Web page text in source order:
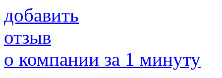
добавить
отзыв
о компании за 1 минуту